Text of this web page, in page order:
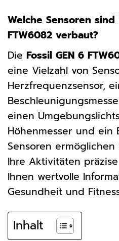
Welche Sensoren sind
FTW6082 verbaut?
Die Fossil GEN 6
eine Vielzahl von
Herzfrequenzsensor,
einen
Höhenmesser und ein
Sensoren
Ihre Aktivitäten
Ihnen wertvolle
Gesundheit und
Inhalt